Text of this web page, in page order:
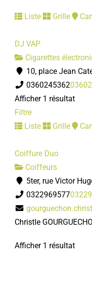
Liste Grille
DJ VAP
Cigarettes
10, place Jean
0360245362
Afficher 1 résultat
Filtre
Liste
Grille
Coiffure Duo
Coiffeurs
5ter, rue Victor
0322969577
Christle
Afficher 1 résultat